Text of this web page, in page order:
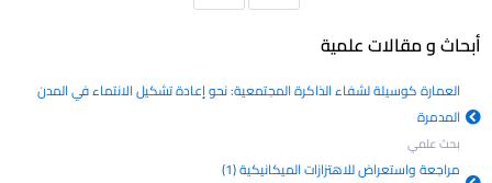
أبحاث و مقالات علمية
العمارة كوسيلة لشفاء الذاكرة المجتمعية: نحو إعادة تشكيل الانتماء في المدن
المدمرة
بحث علمي
مراجعة واستعراض للاهتزازات الميكانيكية (1)